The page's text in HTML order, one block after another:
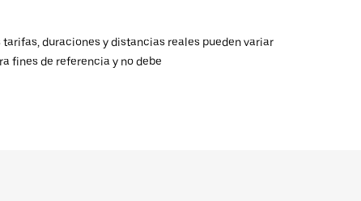
duraciones y distancias reales pueden variar
fines de referencia y no debe